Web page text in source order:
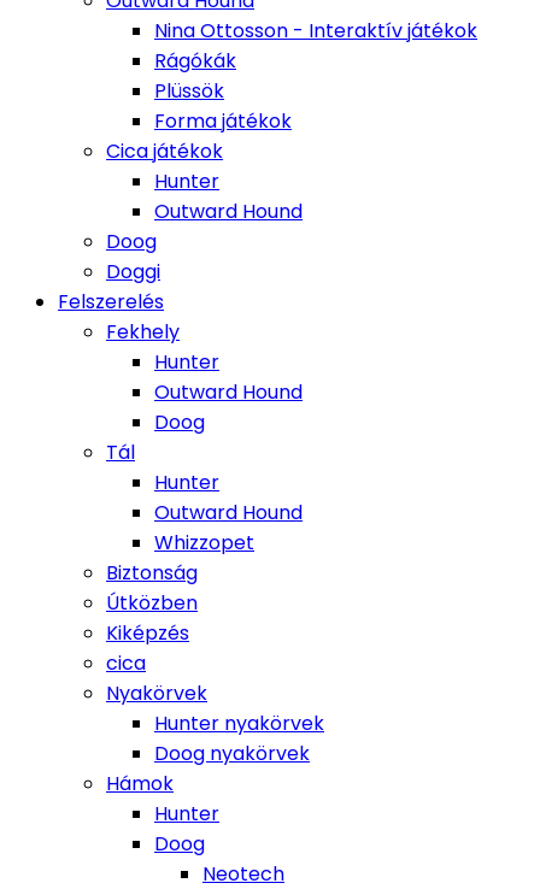
Nina Ottosson - Interaktív játékok
Rágókák
Plüssök
Forma játékok
Cica játékok
Hunter
Outward Hound
Doog
Doggi
Felszerelés
Fekhely
Hunter
Outward Hound
Doog
Tál
Hunter
Outward Hound
Whizzopet
Biztonság
Útközben
Kiképzés
cica
Nyakörvek
Hunter nyakörvek
Doog nyakörvek
Hámok
Hunter
Doog
Neotech